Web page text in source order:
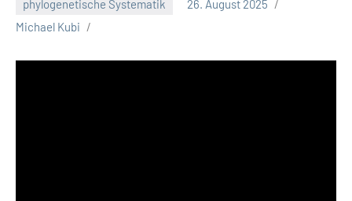
phylogenetische Systematik
26. August 2025
Michael Kubi